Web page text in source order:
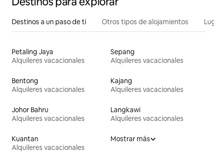
Destinos a un paso de ti Otros tipos de alojamientos
Petaling Jaya
Alquileres vacacionales
Sepang
Alquileres vacacionales
Bentong
Alquileres vacacionales
Kajang
Alquileres vacacionales
Johor Bahru
Alquileres vacacionales
Langkawi
Alquileres vacacionales
Kuantan
Alquileres vacacionales
Mostrar más